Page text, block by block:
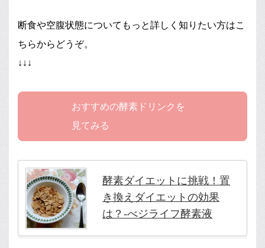
断食や空腹状態についてもっと詳しく知りたい方はこ
ちらからどうぞ。
↓↓↓
おすすめの酵素ドリンクを
見てみる
酵素ダイエットに挑戦！置
き換えダイエットの効果
は？-べジライフ酵素液